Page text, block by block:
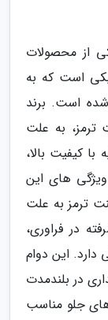
جلو تکستار مدل 1620100735 یکی از محصولات
است که به
پژو 405 طراحی شده است. برند
ترمز، به علت
با کیفیت بالا،
های این
ترمز به علت
در فراوری،
این دوام
در بلندمدت
جلو مناسب